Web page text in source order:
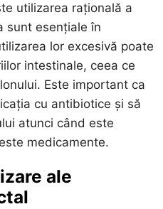
utilizarea rațională a
sunt esențiale în
lor excesivă poate
intestinale, ceea ce
Este important ca
cu antibiotice și să
atunci când este
medicamente.
ale